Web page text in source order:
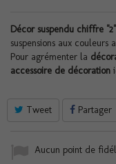
Décor suspendu chiffre "2"
suspensions aux couleurs
Pour agrémenter la
accessoire de décoration
Tweet Partager
Aucun point de